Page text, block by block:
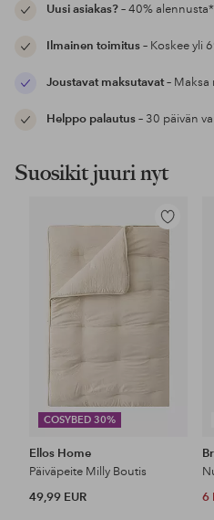
Uusi asiakas?– 40%
Ilmainen toimitus– Koskee yli
Joustavat maksutavat– Maksa
Helppo palautus– 30 päivän
Suosikit juuri nyt
COSYBED 30%
Lisää
Ellos Home
Päiväpeite Milly Boutis
49,99 EUR
6